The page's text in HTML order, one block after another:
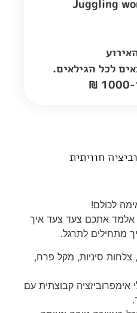
לכל הגילאים.
חוויתית
לכולם!
אלמד אתכם צעד צעד איך
מתחילים לתרגל.
צלחות סיניות, מקל פרח,
אימפרוביזציה קבוצתית עם